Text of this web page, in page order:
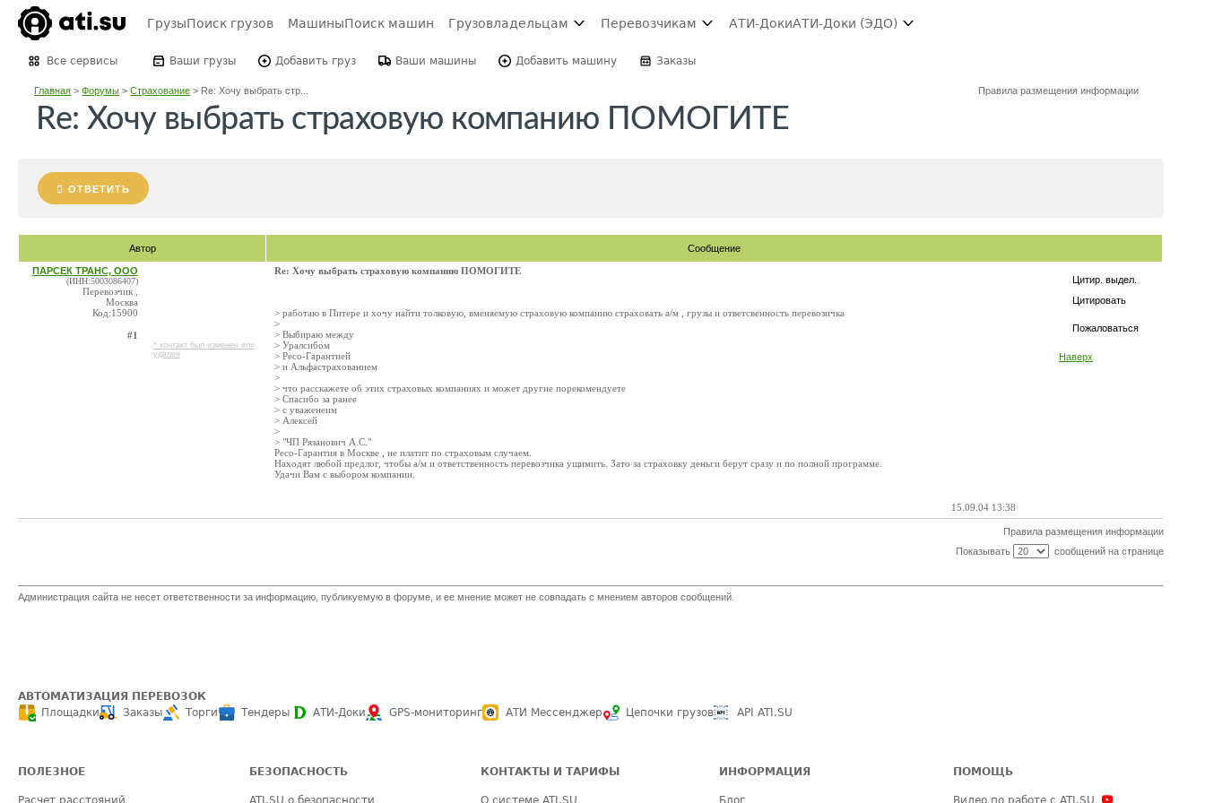
ГрузыПоиск грузов МашиныПоиск машин Грузовладельцам Перевозчикам АТИ-ДокиАТИ-Доки (ЭДО)
Все сервисы Ваши грузы Добавить груз Ваши машины Добавить машину Заказы
Главная >Форумы >Страхование > Re: Хочу выбрать стр... Правила размещения информации
Re: Хочу выбрать страховую компанию ПОМОГИТЕ
ОТВЕТИТЬ
Автор Сообщение
Цитир. выдел.
Цитировать
Пожаловаться
Наверх
ПАРСЕК ТРАНС, ООО
(ИНН:5003086407)
Перевозчик ,
Москва
Код:15900
#1
* контакт был изменен или
удален
Re: Хочу выбрать страховую компанию ПОМОГИТЕ
> работаю в Питере и хочу найти толковую, вменяемую страховую компанию страховать а/м , грузы и ответсвенность перевозичка
>
> Выбираю между
> Уралсибом
> Ресо-Гарантией
> и Альфастрахованием
>
> что расскажете об этих страховых компаниях и может другие порекомендуете
> Спасибо за ранее
> с уваженеим
> Алексей
>
> "ЧП Рязанович А.С."
Ресо-Гарантия в Москве , не платит по страховым случаем.
Находят любой предлог, чтобы а/м и ответственность перевозчика ущимить. Зато за страховку деньги берут сразу и по полной программе.
Удачи Вам с выбором компании.
15.09.04 13:38
Правила размещения информации
Показывать
сообщений на странице
Администрация сайта не несет ответственности за информацию, публикуемую в форуме, и ее мнение может не совпадать с мнением авторов сообщений.
АВТОМАТИЗАЦИЯ ПЕРЕВОЗОК
Площадки
Заказы Торги Тендеры АТИ-Доки GPS-мониторинг АТИ Мессенджер Цепочки грузов API ATI.SU
ПОЛЕЗНОЕ
Расчет расстояний
БЕЗОПАСНОСТЬ
ATI.SU о безопасности
КОНТАКТЫ И ТАРИФЫ
О системе ATI.SU
ИНФОРМАЦИЯ
Блог
ПОМОЩЬ
Видео по работе с ATI.SU